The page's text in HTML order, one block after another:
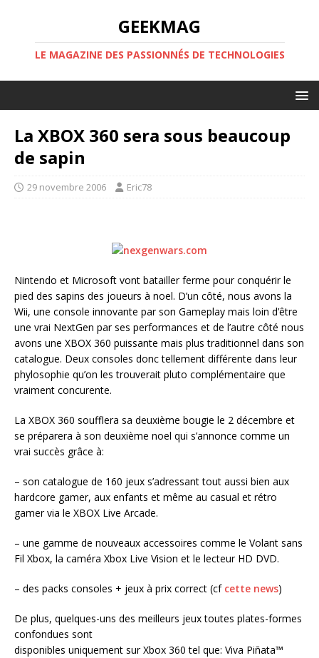
GEEKMAG
LE MAGAZINE DES PASSIONNÉS DE TECHNOLOGIES
La XBOX 360 sera sous beaucoup
de sapin
29 novembre 2006 Eric78
Nintendo et Microsoft vont batailler ferme pour conquérir le
pied des sapins des joueurs à noel. D’un côté, nous avons la
Wii, une console innovante par son Gameplay mais loin d’être
une vrai NextGen par ses performances et de l’autre côté nous
avons une XBOX 360 puissante mais plus traditionnel dans son
catalogue. Deux consoles donc tellement différente dans leur
phylosophie qu’on les trouverait pluto complémentaire que
vraiment concurente.
La XBOX 360 soufflera sa deuxième bougie le 2 décembre et
se préparera à son deuxième noel qui s’annonce comme un
vrai succès grâce à:
– son catalogue de 160 jeux s’adressant tout aussi bien aux
hardcore gamer, aux enfants et même au casual et rétro
gamer via le XBOX Live Arcade.
– une gamme de nouveaux accessoires comme le Volant sans
Fil Xbox, la caméra Xbox Live Vision et le lecteur HD DVD.
– des packs consoles + jeux à prix correct (cf cette news)
De plus, quelques-uns des meilleurs jeux toutes plates-formes
confondues sont
disponibles uniquement sur Xbox 360 tel que: Viva Piñata™